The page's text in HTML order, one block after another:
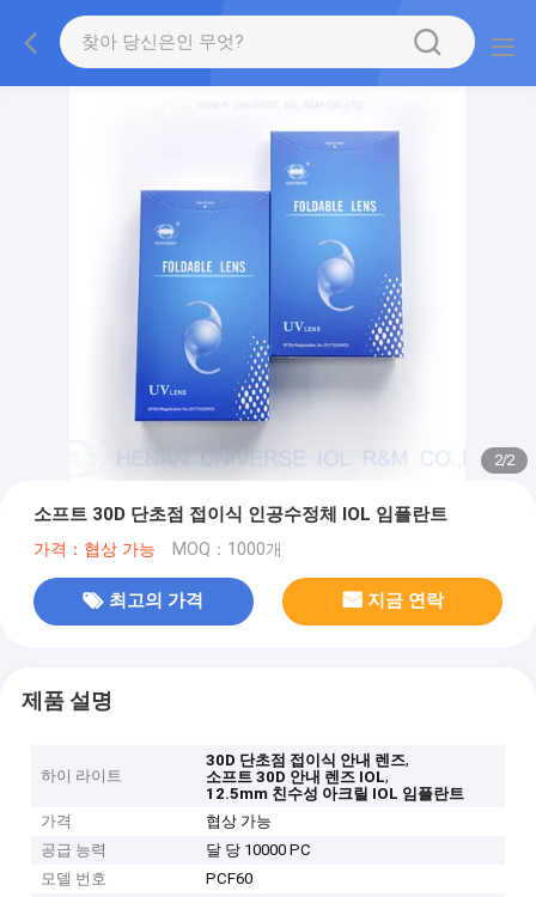
2/2
소프트 30D 단초점 접이식 인공수정체 IOL 임플란트
가격：협상 가능 MOQ：1000개
최고의 가격 지금 연락
제품 설명
하이 라이트
30D 단초점 접이식 안내 렌즈,
소프트 30D 안내 렌즈 IOL,
12.5mm 친수성 아크릴 IOL 임플란트
가격
협상 가능
공급 능력
달 당 10000 PC
모델 번호
PCF60